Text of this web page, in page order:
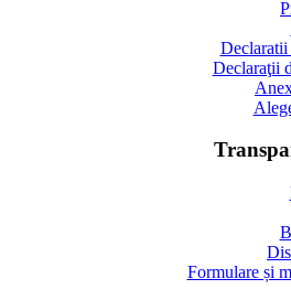
Declaraţii
Formulare și